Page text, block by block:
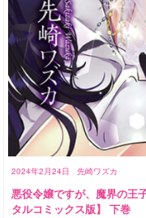
2024年2月24日 先崎ワズカ
悪役令嬢ですが、魔界の王
タルコミックス版】 下巻